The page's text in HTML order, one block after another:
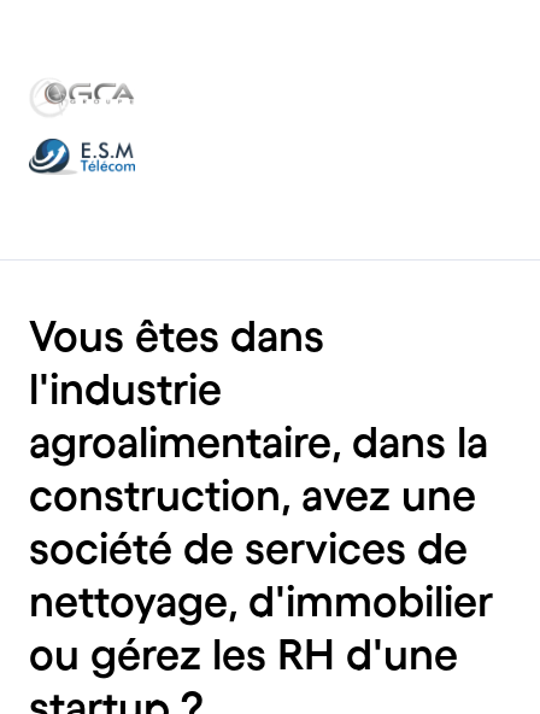
Vous êtes dans
l'industrie
agroalimentaire, dans la
construction, avez une
société de services de
nettoyage, d'immobilier
ou gérez les RH d'une